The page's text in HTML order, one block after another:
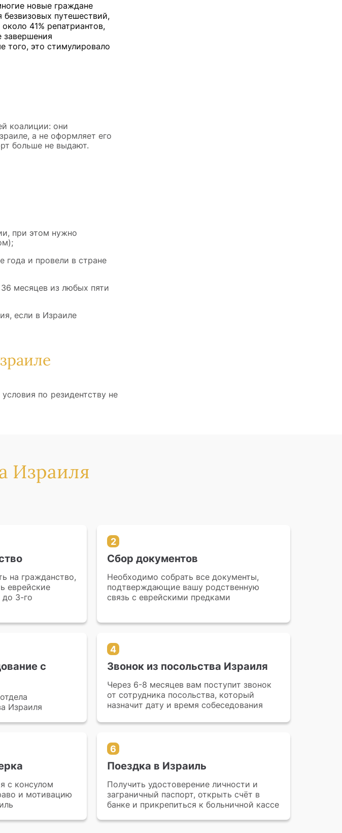
новые граждане
путешествий,
41% репатриантов,
завершения
того, это стимулировало
коалиции: они
а не оформляет его
больше не выдают.
при этом нужно
и провели в стране
месяцев из любых пяти
если в Израиле
по резидентству не
Израиля
на гражданство,
еврейские
3-го
2
Сбор документов
Необходимо собрать все документы,
подтверждающие вашу родственную
связь с еврейскими предками
с
Израиля
4
Звонок из посольства Израиля
Через 6-8 месяцев вам поступит звонок
от сотрудника посольства, который
назначит дату и время собеседования
с консулом
и мотивацию
6
Поездка в Израиль
Получить удостоверение личности и
заграничный паспорт, открыть счёт в
банке и прикрепиться к больничной кассе